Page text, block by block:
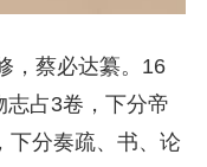
，蔡必达纂。16
占3卷，下分帝
下分奏疏、书、论